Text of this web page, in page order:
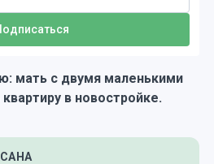
мать с двумя маленькими
в новостройке.